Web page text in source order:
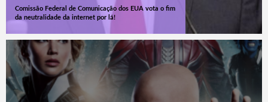
Comissão Federal de Comunicação dos EUA vota o fim
da neutralidade da internet por lá!